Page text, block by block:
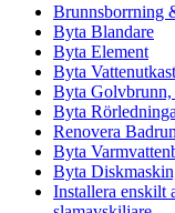
Brunnsborrning
Byta Blandare
Byta Element
Byta
Byta Golvbrunn,
Byta
Renovera
Byta
Byta
Installera enskilt